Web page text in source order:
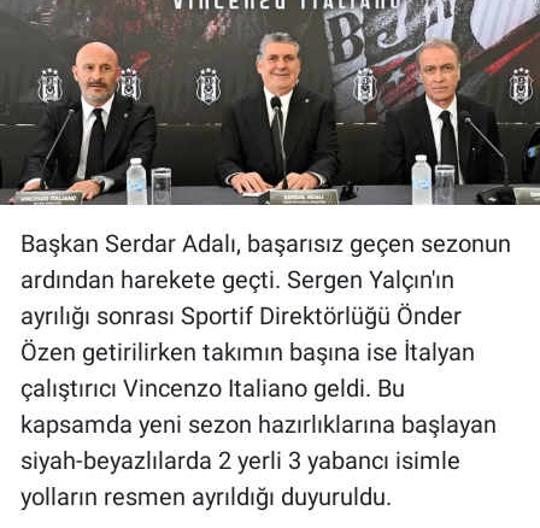
Başkan Serdar Adalı, başarısız geçen sezonun
ardından harekete geçti. Sergen Yalçın'ın
ayrılığı sonrası Sportif Direktörlüğü Önder
Özen getirilirken takımın başına ise İtalyan
çalıştırıcı Vincenzo Italiano geldi. Bu
kapsamda yeni sezon hazırlıklarına başlayan
siyah-beyazlılarda 2 yerli 3 yabancı isimle
yolların resmen ayrıldığı duyuruldu.
Kadın
Erişim Bilgileri
Sağlık
Teknoloji
Ramazan